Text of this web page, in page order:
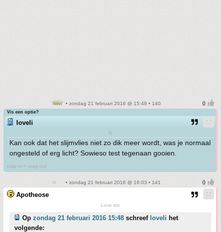
• zondag 21 februari 2016 @ 15:48 • 140
Vis een optie?
loveli
N
Kan ook dat het slijmvlies niet zo dik meer wordt, was je normaal
ongesteld of erg licht? Sowieso test tegenaan gooien.
crap in = crap out
• zondag 21 februari 2016 @ 16:03 • 141
Apotheose
Love etc
Op zondag 21 februari 2016 15:48 schreef loveli het
volgende: